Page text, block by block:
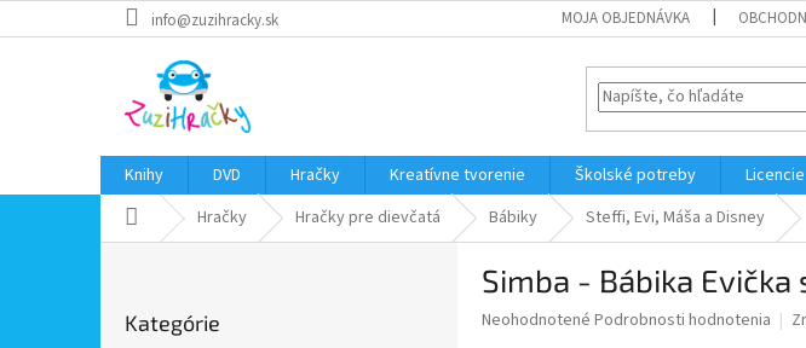
na
info@zuzihracky.sk MOJA OBJEDNÁVKA
Knihy DVD Hračky Kreatívne tvorenie Školské potreby
DomovHračky Hračky pre dievčatá Bábiky Steffi, Evi, Máša a Disney
kategórie
Kategórie
Simba - Bábika Evička
Priemerné
Neohodnotené Podrobnosti hodnotenia